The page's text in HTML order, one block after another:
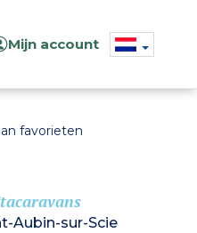
Mijn account
favorieten
Aubin-sur-Scie